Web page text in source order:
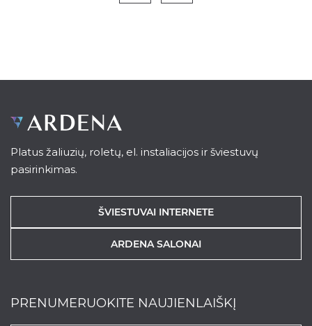
Platus žaliuzių, roletų, el. instaliacijos ir šviestuvų
pasirinkimas.
ŠVIESTUVAI INTERNETE
ARDENA SALONAI
PRENUMERUOKITE NAUJIENLAIŠKĮ